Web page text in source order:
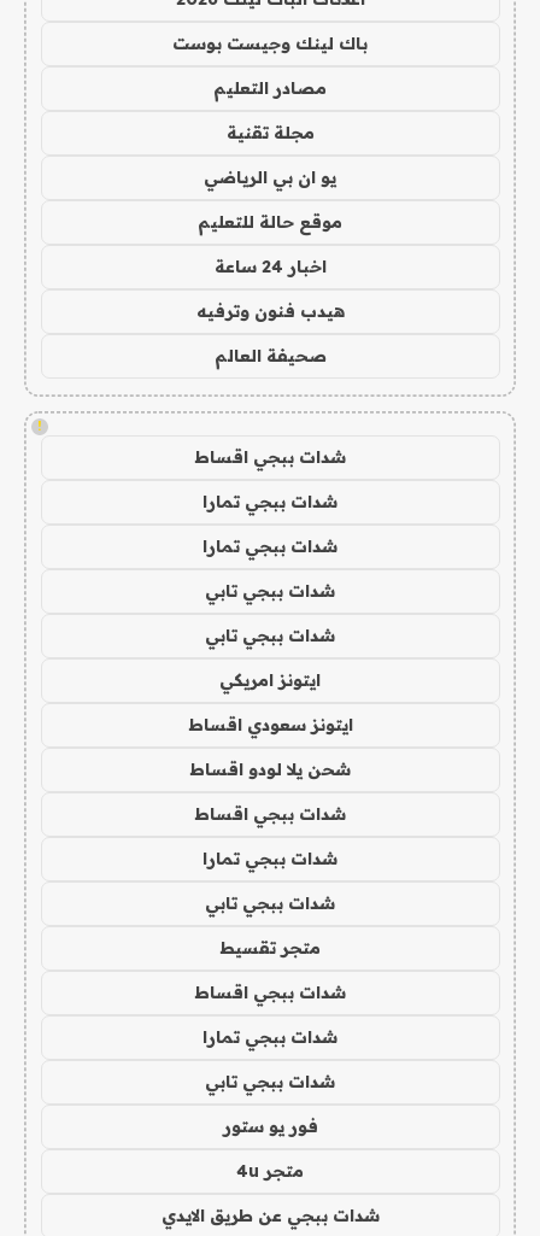
باك لينك وجيست بوست
مصادر التعليم
مجلة تقنية
يو ان بي الرياضي
موقع حالة للتعليم
اخبار 24 ساعة
هيدب فنون وترفيه
صحيفة العالم
!
شدات ببجي اقساط
شدات ببجي تمارا
شدات ببجي تمارا
شدات ببجي تابي
شدات ببجي تابي
ايتونز امريكي
ايتونز سعودي اقساط
شحن يلا لودو اقساط
شدات ببجي اقساط
شدات ببجي تمارا
شدات ببجي تابي
متجر تقسيط
شدات ببجي اقساط
شدات ببجي تمارا
شدات ببجي تابي
فور يو ستور
متجر 4u
شدات ببجي عن طريق الايدي